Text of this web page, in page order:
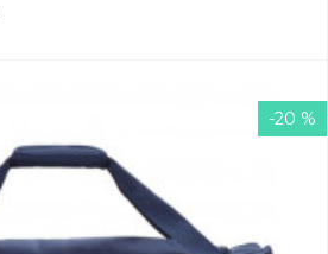
-20 %